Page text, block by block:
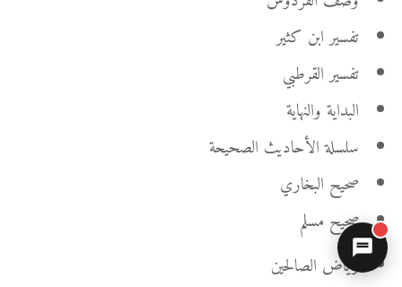
تفسير ابن كثير
تفسير القرطبي
البداية والنهاية
سلسلة الأحاديث الصحيحة
صحيح البخاري
صحيح مسلم
رياض الصالحين